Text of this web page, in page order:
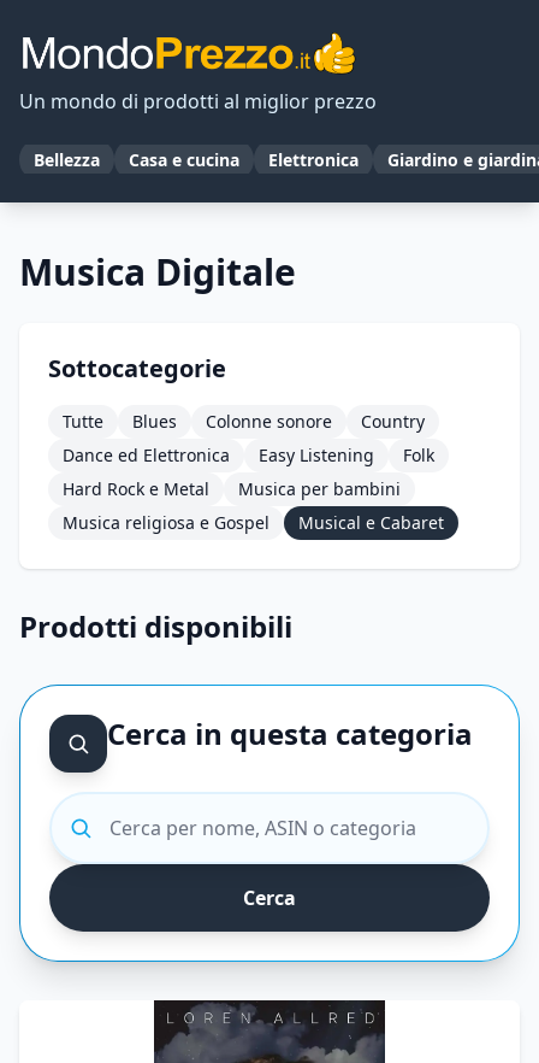
Un mondo di prodotti al miglior prezzo
Bellezza Casa e cucina Elettronica Giardino e
Musica Digitale
Sottocategorie
Tutte Blues Colonne sonore
Country
Dance ed Elettronica
Easy Listening
Folk
Hard Rock e Metal
Musica per bambini
Musica religiosa e Gospel
Musical e Cabaret
Prodotti disponibili
Cerca in questa categoria
Cerca prodotti
Cerca